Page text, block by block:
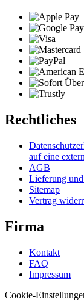
Rechtliches
auf eine
AGB
Lieferung
Sitemap
Vertrag
Firma
Kontakt
FAQ
Impressum
Cookie-